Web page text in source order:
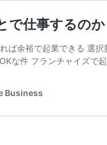
で仕事するの
ば余裕で起業できる 選
な件 フランチャイズ
Business